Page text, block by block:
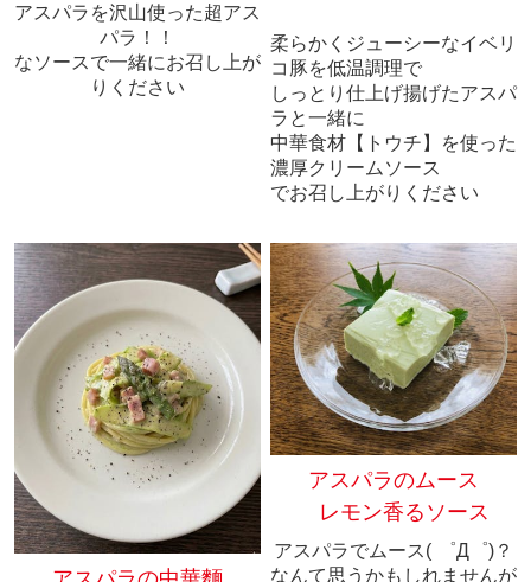
アスパラを沢山使った超アス
パラ！！
なソースで一緒にお召し上が
りください
柔らかくジューシーなイベリ
コ豚を低温調理で
しっとり仕上げ揚げたアスパ
ラと一緒に
中華食材【トウチ】を使った
濃厚クリームソース
でお召し上がりください
アスパラのムース
レモン香るソース
アスパラでムース( ゜Д゜)？
なんて思うかもしれませんが